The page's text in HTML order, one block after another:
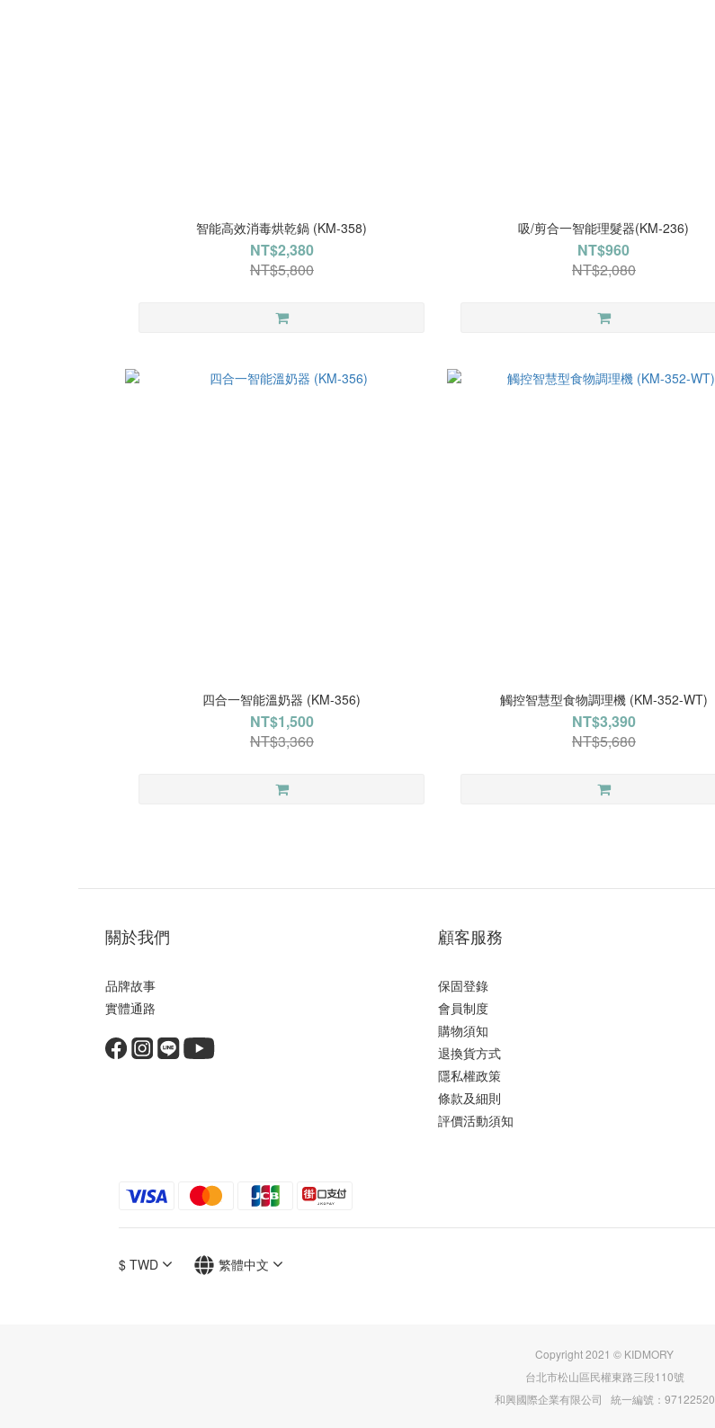
智能高效消毒烘乾鍋 (KM-358)
NT$2,380
NT$5,800
吸/剪合一智能理髮器(KM-236)
NT$960
NT$2,080
四合一智能溫奶器 (KM-356)
NT$1,500
NT$3,360
觸控智慧型食物調理機 (KM-352-WT)
NT$3,390
NT$5,680
關於我們
品牌故事
實體通路
顧客服務
保固登錄
會員制度
購物須知
退換貨方式
隱私權政策
條款及細則
評價活動須知
$ TWD 繁體中文
Copyright 2021 © KIDMORY
台北市松山區民權東路三段110號
和興國際企業有限公司 統一編號：97122520